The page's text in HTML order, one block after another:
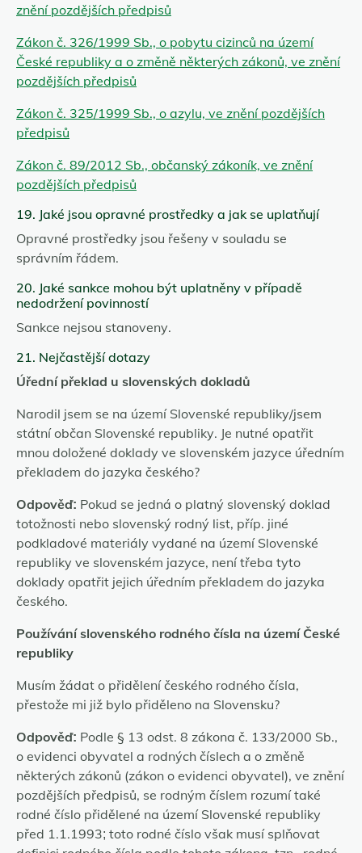
znění pozdějších předpisů
Zákon č. 326/1999 Sb., o pobytu cizinců na území
České republiky a o změně některých zákonů, ve znění
pozdějších předpisů
Zákon č. 325/1999 Sb., o azylu, ve znění pozdějších
předpisů
Zákon č. 89/2012 Sb., občanský zákoník, ve znění
pozdějších předpisů
19. Jaké jsou opravné prostředky a jak se uplatňují
Opravné prostředky jsou řešeny v souladu se
správním řádem.
20. Jaké sankce mohou být uplatněny v případě
nedodržení povinností
Sankce nejsou stanoveny.
21. Nejčastější dotazy
Úřední překlad u slovenských dokladů
Narodil jsem se na území Slovenské republiky/jsem
státní občan Slovenské republiky. Je nutné opatřit
mnou doložené doklady ve slovenském jazyce úředním
překladem do jazyka českého?
Odpověď: Pokud se jedná o platný slovenský doklad
totožnosti nebo slovenský rodný list, příp. jiné
podkladové materiály vydané na území Slovenské
republiky ve slovenském jazyce, není třeba tyto
doklady opatřit jejich úředním překladem do jazyka
českého.
Používání slovenského rodného čísla na území České
republiky
Musím žádat o přidělení českého rodného čísla,
přestože mi již bylo přiděleno na Slovensku?
Odpověď: Podle § 13 odst. 8 zákona č. 133/2000 Sb.,
o evidenci obyvatel a rodných číslech a o změně
některých zákonů (zákon o evidenci obyvatel), ve znění
pozdějších předpisů, se rodným číslem rozumí také
rodné číslo přidělené na území Slovenské republiky
před 1.1.1993; toto rodné číslo však musí splňovat